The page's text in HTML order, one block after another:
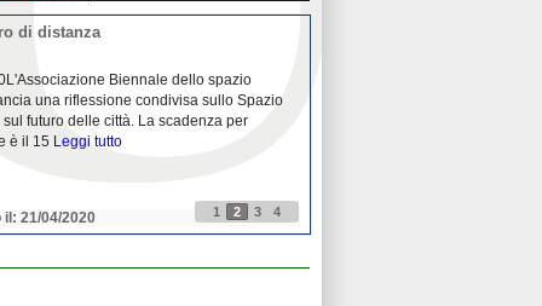
di distanza
Biennale dello spazio
una riflessione condivisa sullo Spazio
futuro delle città. La scadenza per
è il 15 Leggi tutto
21/04/2020 1 2 3 4